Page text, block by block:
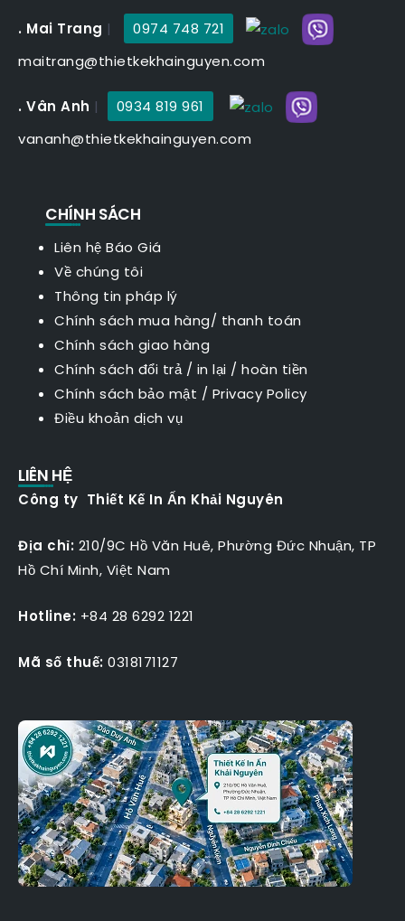
. Mai Trang |
0974 748 721
maitrang@thietkekhainguyen.com
. Vân Anh |
0934 819 961
vananh@thietkekhainguyen.com
CHÍNH SÁCH
Liên hệ Báo Giá
Về chúng tôi
Thông tin pháp lý
Chính sách mua hàng/ thanh toán
Chính sách giao hàng
Chính sách đổi trả / in lại / hoàn tiền
Chính sách bảo mật / Privacy Policy
Điều khoản dịch vụ
LIÊN HỆ
Công ty Thiết Kế In Ấn Khải Nguyên
Địa chỉ: 210/9C Hồ Văn Huê, Phường Đức Nhuận, TP
Hồ Chí Minh, Việt Nam
Hotline: +84 28 6292 1221
Mã số thuế: 0318171127